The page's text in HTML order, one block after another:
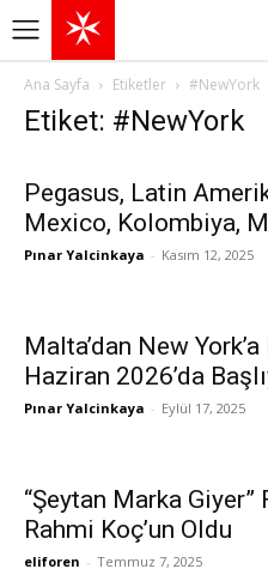
Ana Sayfa Etiketler #NewYork
Etiket: #NewYork
Pegasus, Latin
Mexico, Kolombiya,
Pınar Yalcinkaya - Kasım 12, 2025
Malta’dan New
Haziran 2026’da
Pınar Yalcinkaya - Eylül 17, 2025
“Şeytan Marka
Rahmi Koç’un Oldu
eliforen - Temmuz 7, 2025